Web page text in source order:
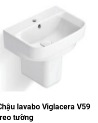
lavabo Viglacera V59
tường